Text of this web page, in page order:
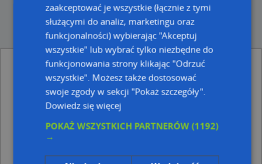
Zakład Budowlano Instalacyjny S Wodbud -
inne Przemysł, Firmy w pobliżu
Andrzej Znaniecki, Monte Cassino 4, 85-791 Bydgoszcz
Indywidualna Specjalistyczna Praktyka Lekarska
Bydgoszcz
Fordońska Spółdzielnia Mieszkaniowa, ul. gen.
Franciszka Kleeberga 2, 85-791 Bydgoszcz
zaakceptować je wszystkie (łącznie z tymi
służącymi do analiz, marketingu oraz
funkcjonalności) wybierając "Akceptuj
wszystkie" lub wybrać tylko niezbędne do
funkcjonowania strony klikając "Odrzuć
wszystkie". Możesz także dostosować
swoje zgody w sekcji "Pokaż szczegóły".
Dowiedz się więcej
POKAŻ WSZYSTKICH PARTNERÓW(1192)
→